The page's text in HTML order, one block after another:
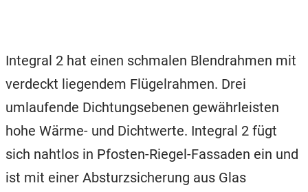
Integral 2 hat einen schmalen Blendrahmen mit
verdeckt liegendem Flügelrahmen. Drei
umlaufende Dichtungsebenen gewährleisten
hohe Wärme- und Dichtwerte. Integral 2 fügt
sich nahtlos in Pfosten-Riegel-Fassaden ein und
ist mit einer Absturzsicherung aus Glas